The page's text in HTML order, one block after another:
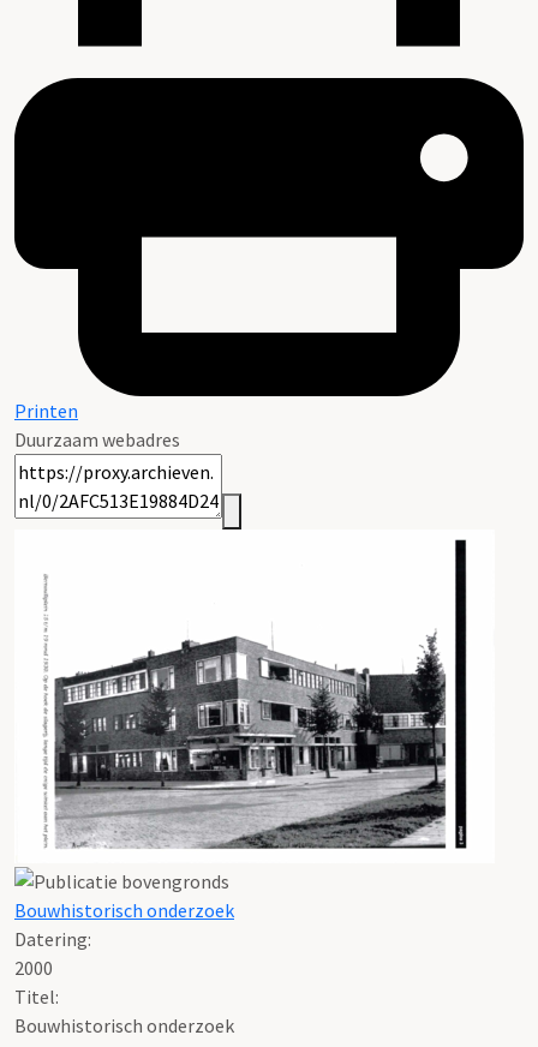
Printen
Duurzaam webadres
Bouwhistorisch onderzoek
Datering:
2000
Titel:
Bouwhistorisch onderzoek